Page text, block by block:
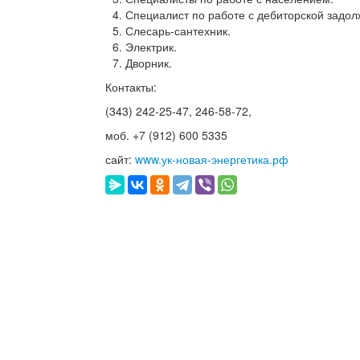
Специалист по работе с дебиторской
Слесарь-сантехник.
Электрик.
Дворник.
Контакты:
(343) 242-25-47, 246-58-72,
моб. +7 (912) 600 5335
сайт:www.ук-новая-энергетика.рф